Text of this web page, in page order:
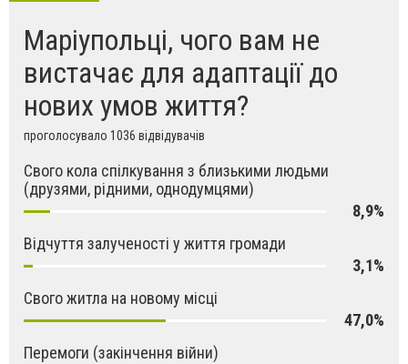
Маріупольці, чого вам не
вистачає для адаптації до
нових умов життя?
проголосувало 1036 відвідувачів
Свого кола спілкування з близькими людьми
(друзями, рідними, однодумцями)
8,9%
Відчуття залученості у життя громади
3,1%
Свого житла на новому місці
47,0%
Перемоги (закінчення війни)